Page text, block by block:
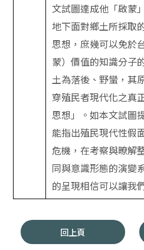
文試圖達成他「啟蒙
地下面對鄉土所採取
思想，庶幾可以免於
蒙）價值的知識分
土為落後、野蠻，其
穿殖民者現代化之真
思想」。如本文試圖
能指出殖民現代性假
危機，在考察與暸解
同與意識形態的演變
的呈現相信可以讓我
回上頁